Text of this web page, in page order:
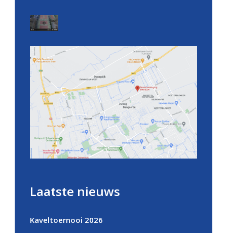
Laatste nieuws
Kaveltoernooi 2026